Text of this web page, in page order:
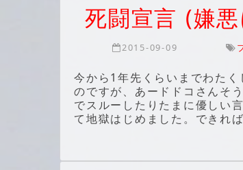
死闘宣言 (嫌
2015-09-09
今から1年先くらいまでわた
のですが、あードドコさんそ
でスルーしたりたまに優しい
て地獄はじめました。できれ